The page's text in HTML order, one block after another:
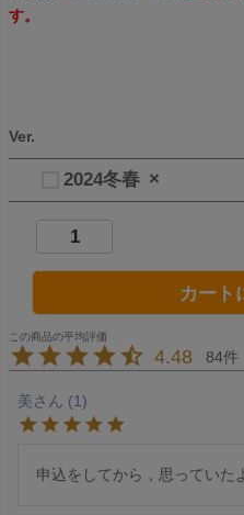
す。
Ver.
2024冬春 ×
カート
4.48 84
美 1
申込をしてから，思っていた